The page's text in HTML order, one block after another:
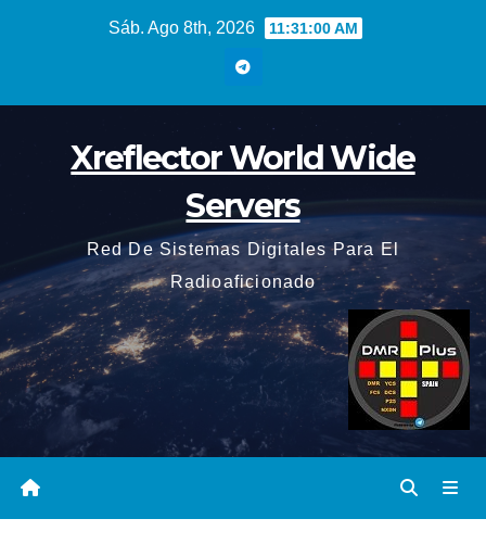
Sáb. Ago 8th, 2026 11:31:00 AM
Xreflector World Wide
Servers
Red De Sistemas Digitales Para El
Radioaficionado